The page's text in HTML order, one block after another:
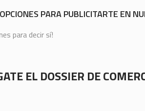
PARA PUBLICITARTE EN
para decir sí!
EL DOSSIER DE